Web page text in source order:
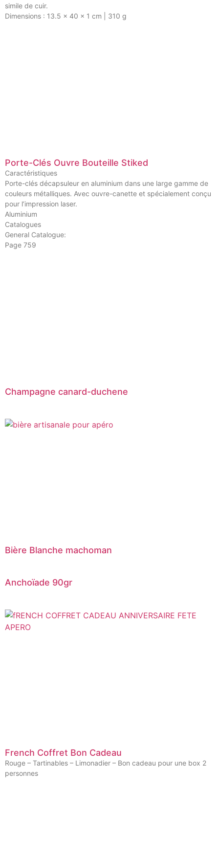
simile de cuir.
Dimensions : 13.5 x 40 x 1 cm | 310 g
Porte-Clés Ouvre Bouteille Stiked
Caractéristiques
Porte-clés décapsuleur en aluminium dans une large gamme de
couleurs métalliques. Avec ouvre-canette et spécialement conçu
pour l’impression laser.
Aluminium
Catalogues
General Catalogue:
Page 759
Champagne canard-duchene
Bière Blanche machoman
Anchoïade 90gr
French Coffret Bon Cadeau
Rouge – Tartinables – Limonadier – Bon cadeau pour une box 2
personnes